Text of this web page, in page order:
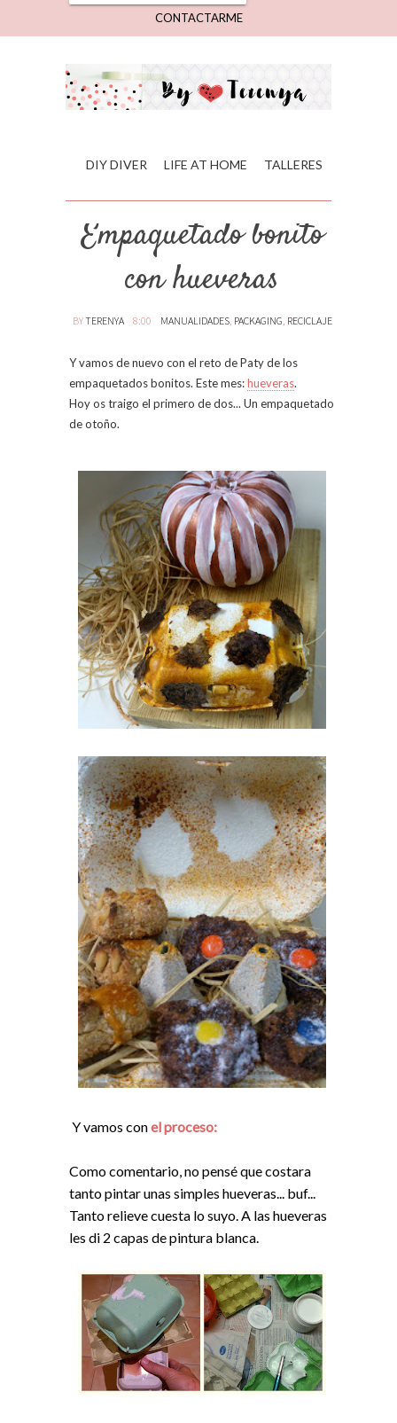
CONTACTARME
DIY DIVER LIFE AT HOME TALLERES
Empaquetado bonito
con hueveras
BYTERENYA 8:00 MANUALIDADES, PACKAGING, RECICLAJE
Y vamos de nuevo con el reto de Paty de los
empaquetados bonitos. Este mes:hueveras.
Hoy os traigo el primero de dos... Un empaquetado
de otoño.
Y vamos conel proceso:
Como comentario, no pensé que costara
tanto pintar unas simples hueveras... buf...
Tanto relieve cuesta lo suyo. A las hueveras
les di 2 capas de pintura blanca.